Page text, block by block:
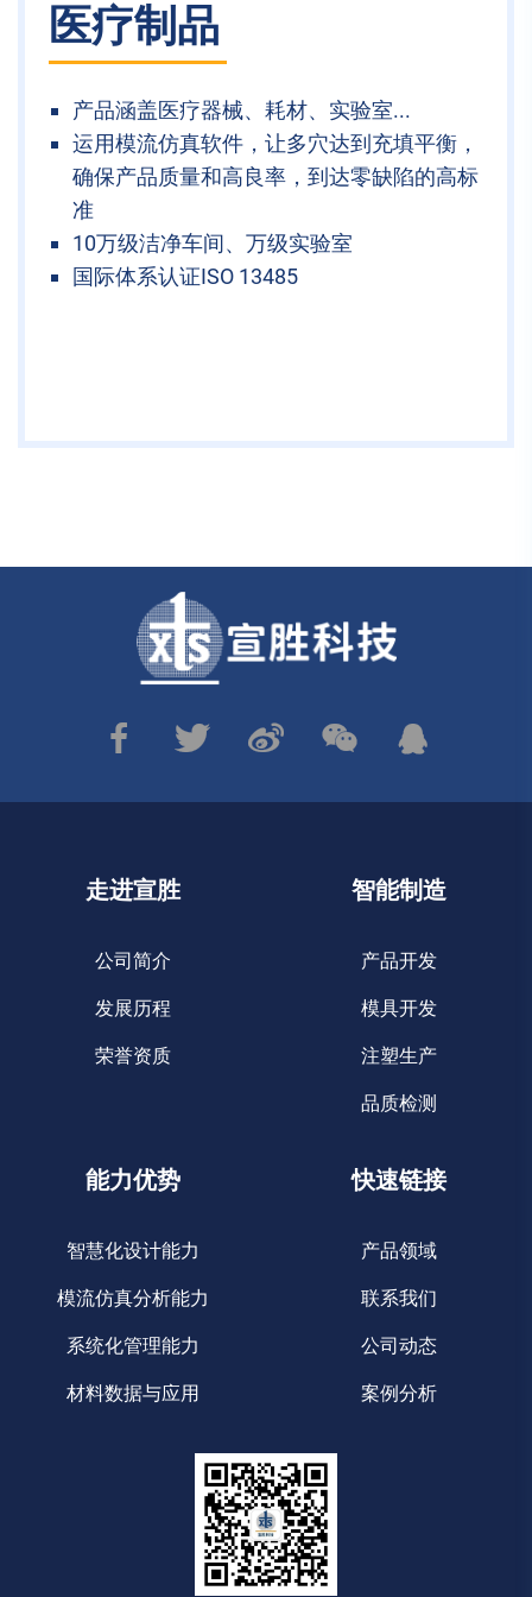
医疗制品
产品涵盖医疗器械、耗材、实验室...
运用模流仿真软件，让多穴达到充填平衡，
确保产品质量和高良率，到达零缺陷的高标
准
10万级洁净车间、万级实验室
国际体系认证ISO 13485
走进宣胜
公司简介
发展历程
荣誉资质
智能制造
产品开发
模具开发
注塑生产
品质检测
能力优势
智慧化设计能力
模流仿真分析能力
系统化管理能力
材料数据与应用
快速链接
产品领域
联系我们
公司动态
案例分析